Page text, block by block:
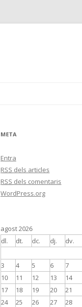
META
Entra
RSS dels articles
RSS dels comentaris
WordPress.org
agost 2026
dl.
dt. dc. dj. dv.
3
4 5 6 7
10
11 12 13 14
17
18 19 20 21
24
25 26 27 28